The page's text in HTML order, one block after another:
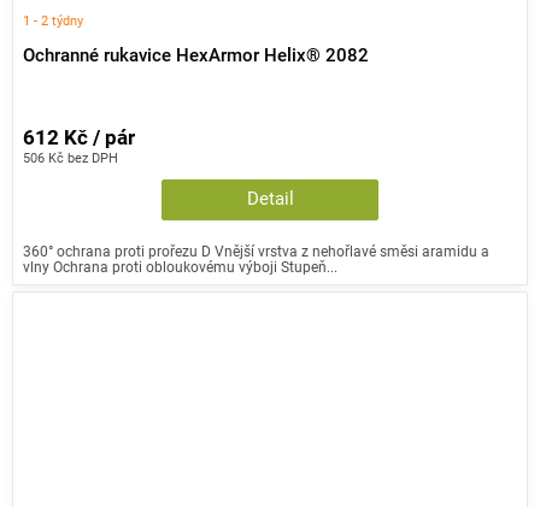
Ochranné rukavice HexArmor Helix® 2082
1 - 2 týdny
506 Kč bez DPH
612 Kč / pár
Detail
360° ochrana proti prořezu D Vnější vrstva z nehořlavé směsi aramidu a
vlny Ochrana proti obloukovému výboji Stupeň...